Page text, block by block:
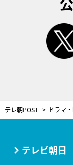
テレ朝POST ドラマ
テレビ朝日